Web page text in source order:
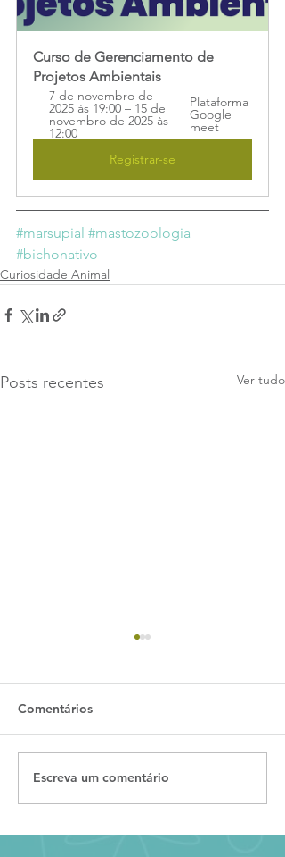
Curso de Gerenciamento de
Projetos Ambientais
7 de novembro de
2025 às 19:00 – 15 de
novembro de 2025 às
12:00
Plataforma
Google
meet
Registrar-se
#marsupial #mastozoologia
#bichonativo
Curiosidade Animal
Posts recentes Ver tudo
Conheça o martim-
pescador-miúdo
Comentários
Escreva um comentário